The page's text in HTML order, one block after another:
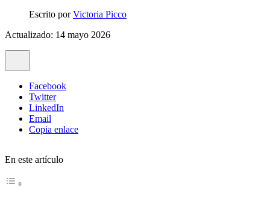
Escrito porVictoria Picco
Actualizado: 14 mayo 2026
Facebook
Twitter
LinkedIn
Email
Copia enlace
En este artículo